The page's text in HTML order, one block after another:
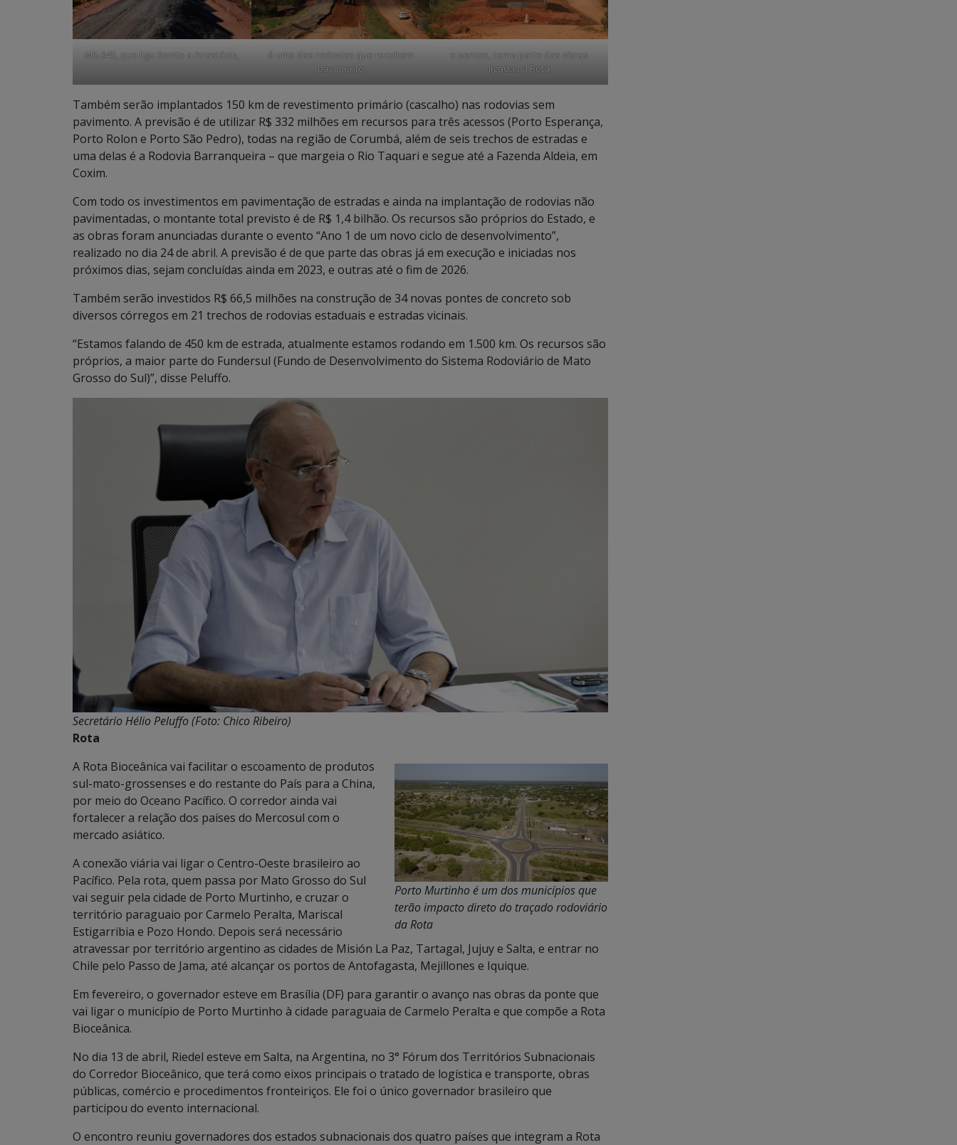
MS-345, que liga Bonito a Anastácio,
é uma das rodovias que recebem
pavimento
e pontes, como parte das obras
ligadas a Rota
Também serão implantados 150 km de revestimento primário (cascalho) nas rodovias sem
pavimento. A previsão é de utilizar R$ 332 milhões em recursos para três acessos (Porto Esperança,
Porto Rolon e Porto São Pedro), todas na região de Corumbá, além de seis trechos de estradas e
uma delas é a Rodovia Barranqueira – que margeia o Rio Taquari e segue até a Fazenda Aldeia, em
Coxim.
Com todo os investimentos em pavimentação de estradas e ainda na implantação de rodovias não
pavimentadas, o montante total previsto é de R$ 1,4 bilhão. Os recursos são próprios do Estado, e
as obras foram anunciadas durante o evento “Ano 1 de um novo ciclo de desenvolvimento”,
realizado no dia 24 de abril. A previsão é de que parte das obras já em execução e iniciadas nos
próximos dias, sejam concluídas ainda em 2023, e outras até o fim de 2026.
Também serão investidos R$ 66,5 milhões na construção de 34 novas pontes de concreto sob
diversos córregos em 21 trechos de rodovias estaduais e estradas vicinais.
“Estamos falando de 450 km de estrada, atualmente estamos rodando em 1.500 km. Os recursos são
próprios, a maior parte do Fundersul (Fundo de Desenvolvimento do Sistema Rodoviário de Mato
Grosso do Sul)”, disse Peluffo.
Secretário Hélio Peluffo (Foto: Chico Ribeiro)
Rota
Porto Murtinho é um dos municípios que
terão impacto direto do traçado rodoviário
da Rota
A Rota Bioceânica vai facilitar o escoamento de produtos
sul-mato-grossenses e do restante do País para a China,
por meio do Oceano Pacífico. O corredor ainda vai
fortalecer a relação dos países do Mercosul com o
mercado asiático.
A conexão viária vai ligar o Centro-Oeste brasileiro ao
Pacífico. Pela rota, quem passa por Mato Grosso do Sul
vai seguir pela cidade de Porto Murtinho, e cruzar o
território paraguaio por Carmelo Peralta, Mariscal
Estigarribia e Pozo Hondo. Depois será necessário
atravessar por território argentino as cidades de Misión La Paz, Tartagal, Jujuy e Salta, e entrar no
Chile pelo Passo de Jama, até alcançar os portos de Antofagasta, Mejillones e Iquique.
Em fevereiro, o governador esteve em Brasília (DF) para garantir o avanço nas obras da ponte que
vai ligar o município de Porto Murtinho à cidade paraguaia de Carmelo Peralta e que compõe a Rota
Bioceânica.
No dia 13 de abril, Riedel esteve em Salta, na Argentina, no 3° Fórum dos Territórios Subnacionais
do Corredor Bioceânico, que terá como eixos principais o tratado de logística e transporte, obras
públicas, comércio e procedimentos fronteiriços. Ele foi o único governador brasileiro que
participou do evento internacional.
O encontro reuniu governadores dos estados subnacionais dos quatro países que integram a Rota